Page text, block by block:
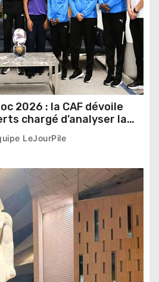
2026 : la CAF dévoile
chargé d’analyser la
LeJourPile